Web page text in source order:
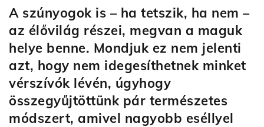
A szúnyogok is – ha tetszik, ha nem –
az élővilág részei, megvan a maguk
helye benne. Mondjuk ez nem jelenti
azt, hogy nem idegesíthetnek minket
vérszívók lévén, úgyhogy
összegyűjtöttünk pár természetes
módszert, amivel nagyobb eséllyel